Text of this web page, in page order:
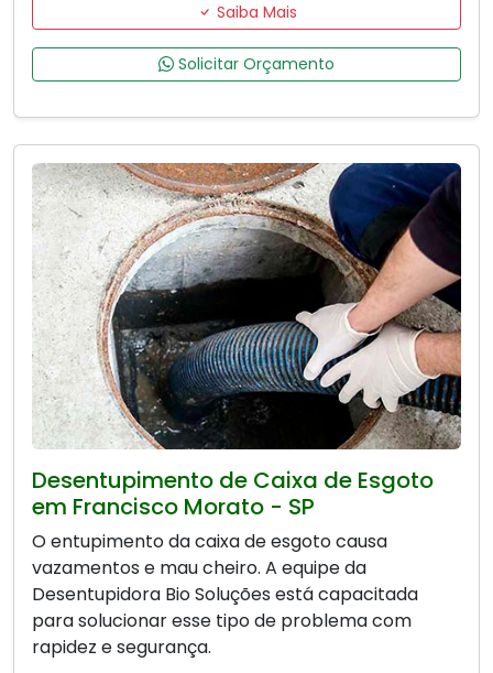
Saiba Mais
Solicitar Orçamento
Desentupimento de Caixa de Esgoto
em Francisco Morato - SP
O entupimento da caixa de esgoto causa
vazamentos e mau cheiro. A equipe da
Desentupidora Bio Soluções está capacitada
para solucionar esse tipo de problema com
rapidez e segurança.